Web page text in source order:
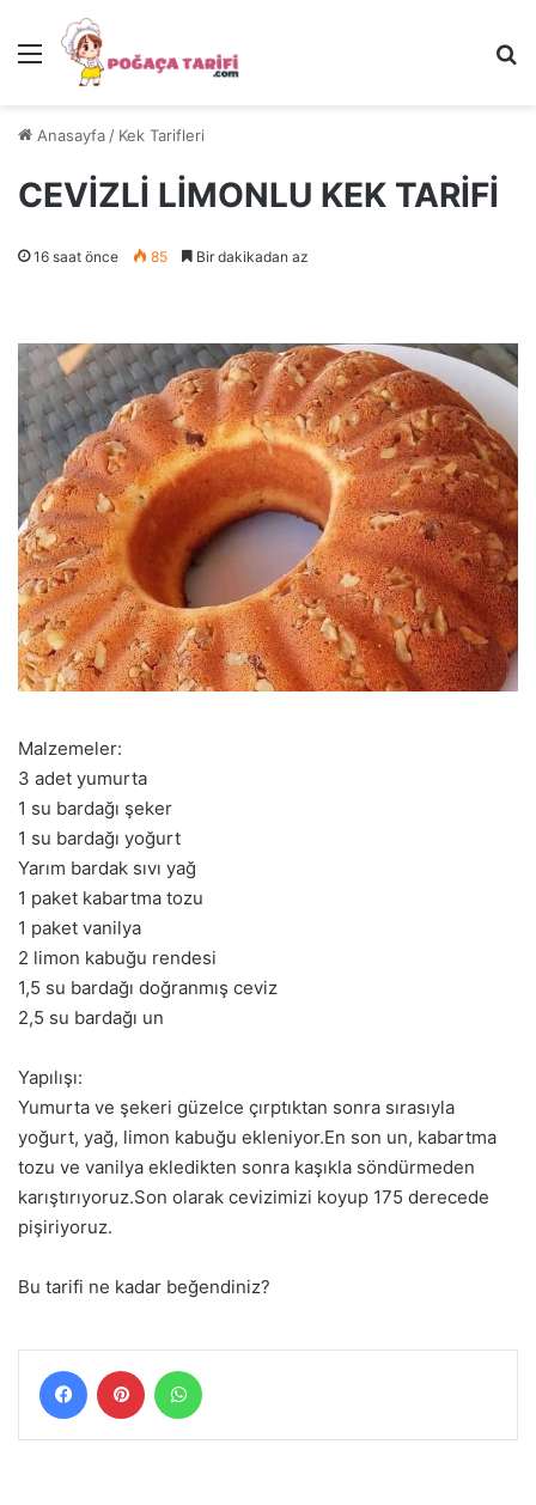
Menü
Anasayfa / Kek Tarifleri
CEVİZLİ LİMONLU KEK TARİFİ
16 saat önce 85 Bir dakikadan az
Malzemeler:
3 adet yumurta
1 su bardağı şeker
1 su bardağı yoğurt
Yarım bardak sıvı yağ
1 paket kabartma tozu
1 paket vanilya
2 limon kabuğu rendesi
1,5 su bardağı doğranmış ceviz
2,5 su bardağı un
Yapılışı:
Yumurta ve şekeri güzelce çırptıktan sonra sırasıyla
yoğurt, yağ, limon kabuğu ekleniyor.En son un, kabartma
tozu ve vanilya ekledikten sonra kaşıkla söndürmeden
karıştırıyoruz.Son olarak cevizimizi koyup 175 derecede
pişiriyoruz.
Bu tarifi ne kadar beğendiniz?
FacebookPinterest